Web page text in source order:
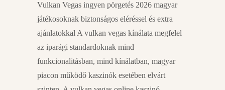
Vulkan Vegas ingyen pörgetés 2026 magyar
játékosoknak biztonságos eléréssel és extra
ajánlatokkal A vulkan vegas kínálata megfelel
az iparági standardoknak mind
funkcionalitásban, mind kínálatban, magyar
piacon működő kaszinók esetében elvárt